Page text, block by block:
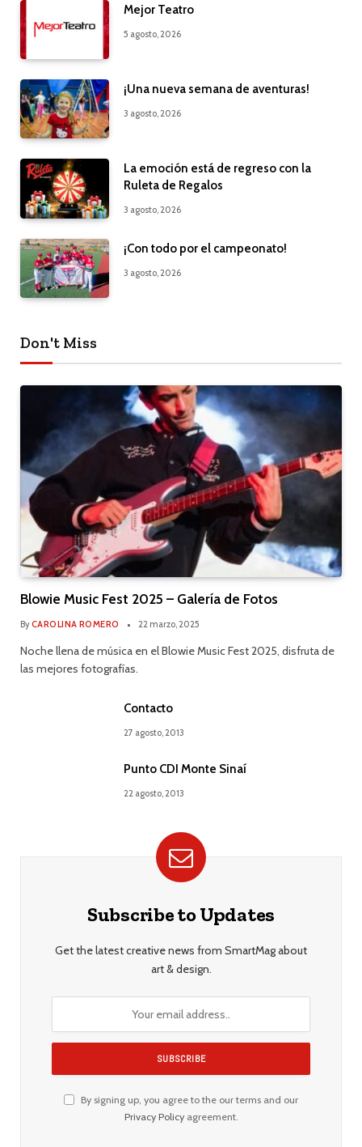
Mejor Teatro
5 agosto, 2026
¡Una nueva semana de aventuras!
3 agosto, 2026
La emoción está de regreso con la
Ruleta de Regalos
3 agosto, 2026
¡Con todo por el campeonato!
3 agosto, 2026
Don't Miss
Blowie Music Fest 2025 – Galería de Fotos
ByCAROLINA ROMERO 22 marzo, 2025
Noche llena de música en el Blowie Music Fest 2025, disfruta de
las mejores fotografías.
Contacto
27 agosto, 2013
Punto CDI Monte Sinaí
22 agosto, 2013
Subscribe to Updates
Get the latest creative news from SmartMag about
art & design.
By signing up, you agree to the our terms and our
Privacy Policyagreement.